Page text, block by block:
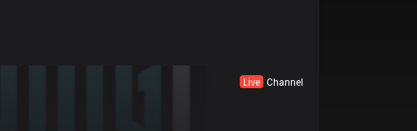
Live Channel